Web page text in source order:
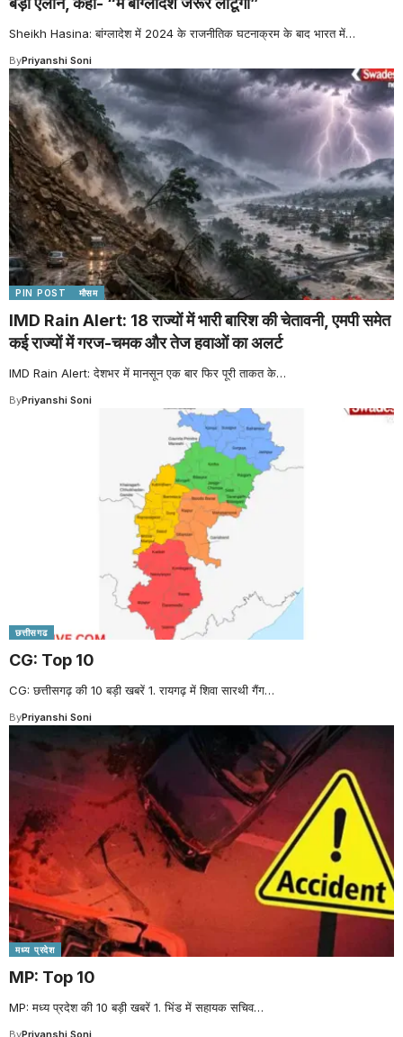
Sheikh Hasina: बांग्लादेश में 2024 के राजनीतिक घटनाक्रम के बाद भारत में…
ByPriyanshi Soni
PIN POST मौसम
IMD Rain Alert: 18 राज्यों में भारी बारिश की चेतावनी, एमपी समेत
कई राज्यों में गरज-चमक और तेज हवाओं का अलर्ट
IMD Rain Alert: देशभर में मानसून एक बार फिर पूरी ताकत के…
ByPriyanshi Soni
छत्तीसगढ
CG: Top 10
CG: छत्तीसगढ़ की 10 बड़ी खबरें 1. रायगढ़ में शिवा सारथी गैंग…
ByPriyanshi Soni
मध्य प्रदेश
MP: Top 10
MP: मध्य प्रदेश की 10 बड़ी खबरें 1. भिंड में सहायक सचिव…
ByPriyanshi Soni